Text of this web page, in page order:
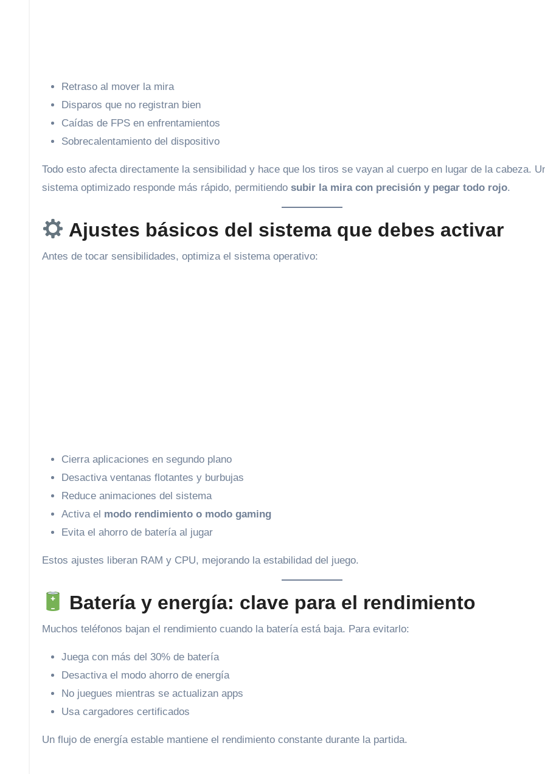
Retraso al mover la mira
Disparos que no registran bien
Caídas de FPS en enfrentamientos
Sobrecalentamiento del dispositivo
Todo esto afecta directamente la sensibilidad y hace que los tiros se vayan al cuerpo en lugar de la cabeza.
sistema optimizado responde más rápido, permitiendo subir la mira con precisión y pegar todo rojo.
Ajustes básicos del sistema que debes activar
Antes de tocar sensibilidades, optimiza el sistema operativo:
Cierra aplicaciones en segundo plano
Desactiva ventanas flotantes y burbujas
Reduce animaciones del sistema
Activa el modo rendimiento o modo gaming
Evita el ahorro de batería al jugar
Estos ajustes liberan RAM y CPU, mejorando la estabilidad del juego.
Batería y energía: clave para el rendimiento
Muchos teléfonos bajan el rendimiento cuando la batería está baja. Para evitarlo:
Juega con más del 30% de batería
Desactiva el modo ahorro de energía
No juegues mientras se actualizan apps
Usa cargadores certificados
Un flujo de energía estable mantiene el rendimiento constante durante la partida.